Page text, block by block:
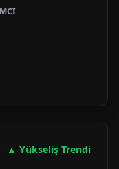
▲ Yükseliş Trendi